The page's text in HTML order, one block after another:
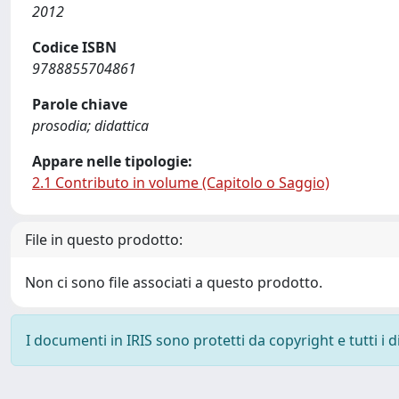
2012
Codice ISBN
9788855704861
Parole chiave
prosodia; didattica
Appare nelle tipologie:
2.1 Contributo in volume (Capitolo o Saggio)
File in questo prodotto:
Non ci sono file associati a questo prodotto.
I documenti in IRIS sono protetti da copyright e tutti i